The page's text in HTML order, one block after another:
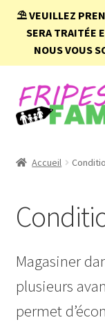
⛱️VEUILLEZ
SERA TRAITÉE
NOUS VOUS
Aller
à
la
Aller
au
contenu
Conditions d’achat
Mon compte
Accueil
Magasiner
plusieurs
permet